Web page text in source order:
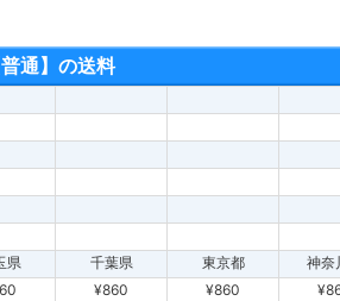
通】の送料
県 千葉県 東京都 神奈
¥860 ¥860